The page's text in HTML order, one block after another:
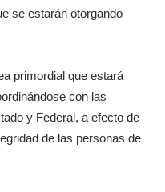
se estarán otorgando
primordial que estará
con las
y Federal, a efecto de
de las personas de